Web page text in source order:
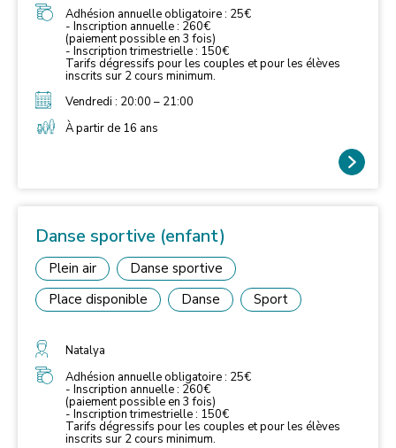
Adhésion annuelle obligatoire : 25€
- Inscription annuelle : 260€
(paiement possible en 3 fois)
- Inscription trimestrielle : 150€
Tarifs dégressifs pour les couples et pour les élèves
inscrits sur 2 cours minimum.
Vendredi : 20:00 – 21:00
À partir de 16 ans
Danse sportive (enfant)
Plein air
Danse sportive
Place disponible
Danse Sport
Natalya
Adhésion annuelle obligatoire : 25€
- Inscription annuelle : 260€
(paiement possible en 3 fois)
- Inscription trimestrielle : 150€
Tarifs dégressifs pour les couples et pour les élèves
inscrits sur 2 cours minimum.